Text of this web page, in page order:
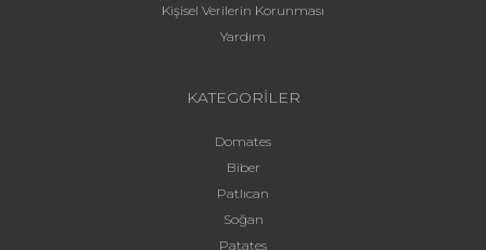
Kişisel Verilerin Korunması
Yardım
KATEGORİLER
Domates
Biber
Patlıcan
Soğan
Patates